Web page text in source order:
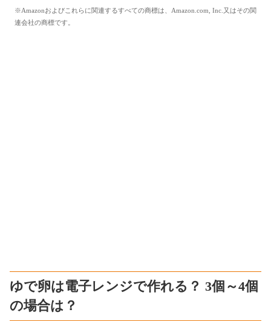
※Amazonおよびこれらに関連するすべての商標は、Amazon.com, Inc.又はその関
連会社の商標です。
ゆで卵は電子レンジで作れる？ 3個～4個
の場合は？